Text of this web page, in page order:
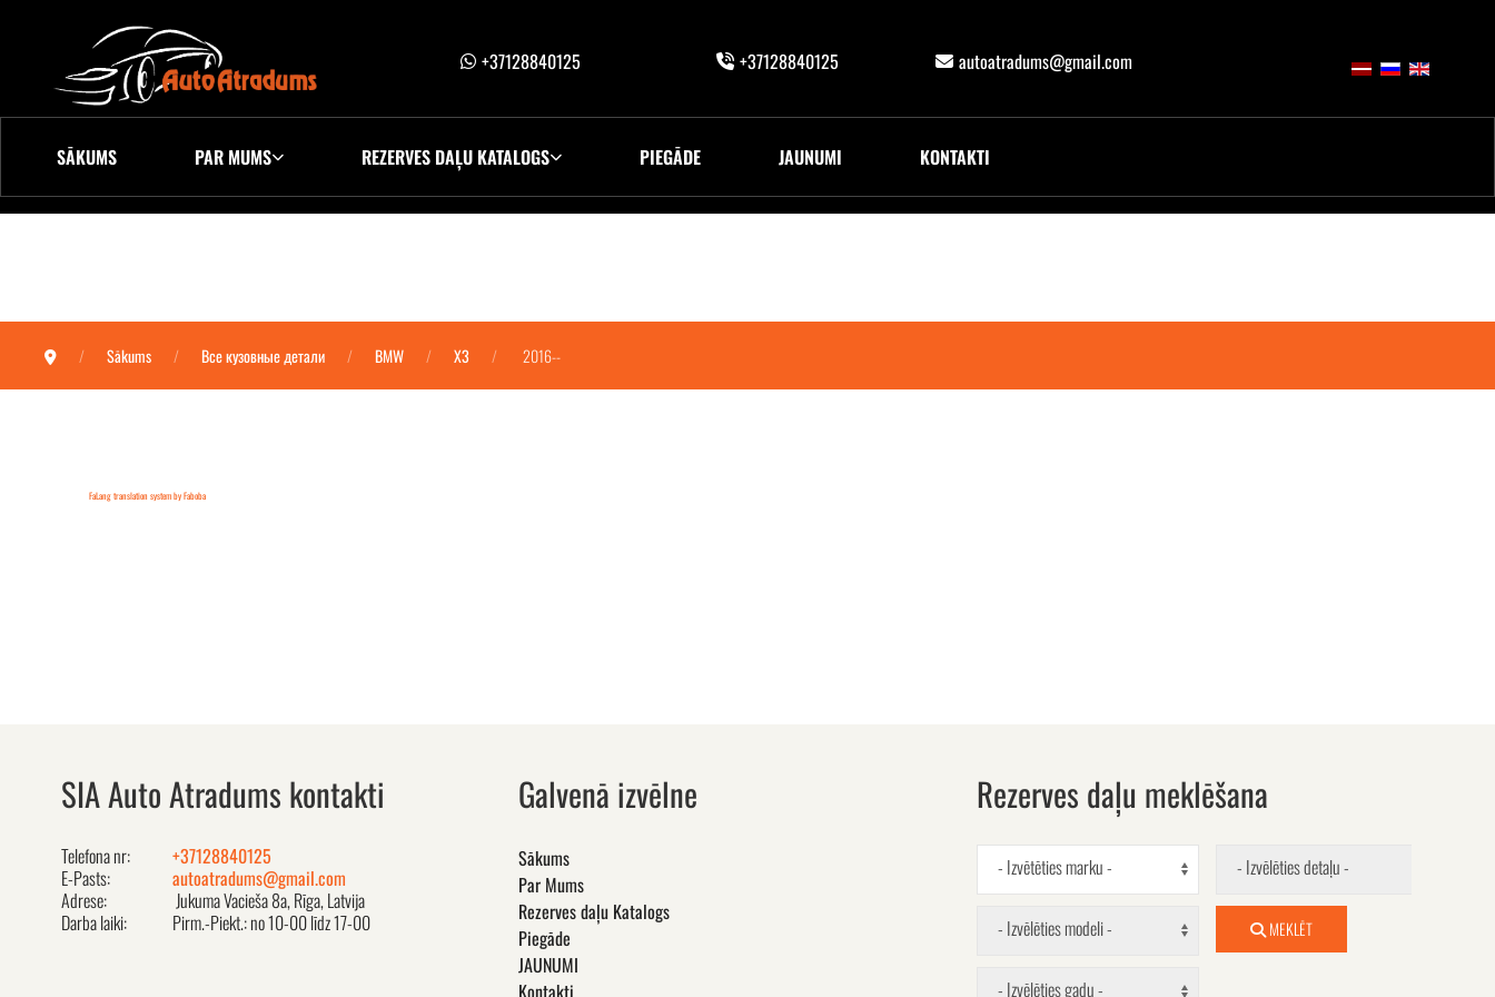
+37128840125 +37128840125 autoatradums@gmail.com
SĀKUMS PAR MUMS REZERVES DAĻU KATALOGS PIEGĀDE JAUNUMI KONTAKTI
Sākums Все кузовные детали BMW X3 2016--
FaLang translation system by Faboba
SIA Auto Atradums kontakti
Telefona nr:
+37128840125
E-Pasts:
autoatradums@gmail.com
Adrese:
Jukuma Vacieša 8a, Rīga, Latvija
Darba laiki:
Pirm.-Piekt.: no 10-00 līdz 17-00
Galvenā izvēlne
Sākums
Par Mums
Rezerves daļu Katalogs
Piegāde
JAUNUMI
Kontakti
Rezerves daļu meklēšana
- Izvētēties marku -
- Izvēlēties modeli -
- Izvēlēties gadu -
- Izvēlēties detaļu -
MEKLĒT